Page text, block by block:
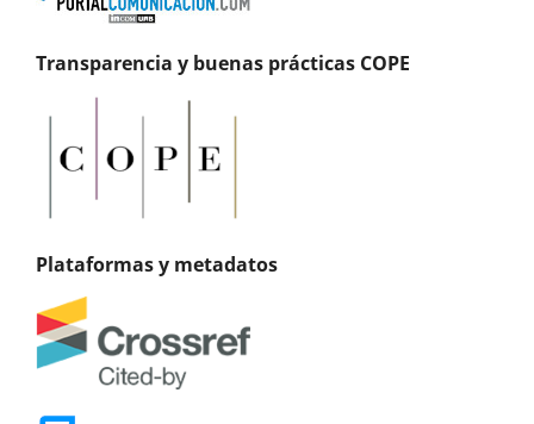
Transparencia y buenas prácticas COPE
Plataformas y metadatos